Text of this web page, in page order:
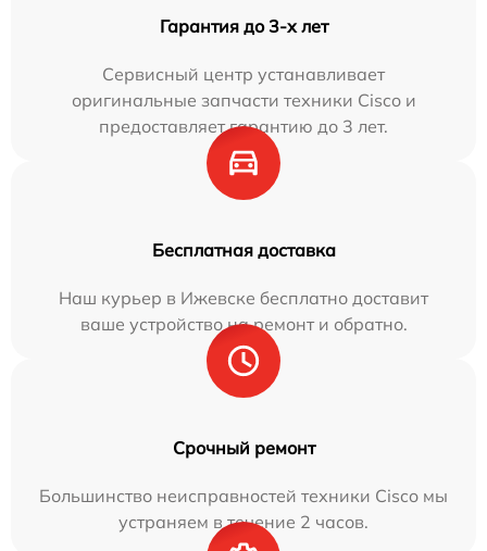
Гарантия до 3-х лет
Сервисный центр устанавливает
оригинальные запчасти техники Cisco и
предоставляет гарантию до 3 лет.
Бесплатная доставка
Наш курьер в Ижевске бесплатно доставит
ваше устройство на ремонт и обратно.
Срочный ремонт
Большинство неисправностей техники Cisco мы
устраняем в течение 2 часов.